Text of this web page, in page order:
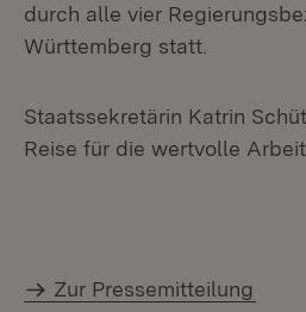
durch alle vier
Württemberg statt.
Staatssekretärin Katrin
Reise für die wertvolle
Zur Pressemitteilung